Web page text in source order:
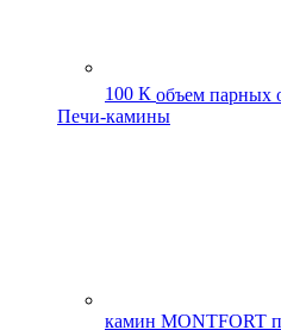
100 К объем парных
Печи-камины
камин MONTFORT